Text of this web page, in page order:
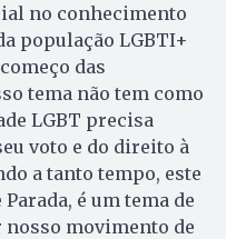
no conhecimento
população LGBTI+
das
tema não tem como
LGBT precisa
voto e do direito à
a tanto tempo, este
é um tema de
movimento de